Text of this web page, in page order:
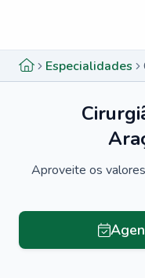
Especialidades
Aproveite os